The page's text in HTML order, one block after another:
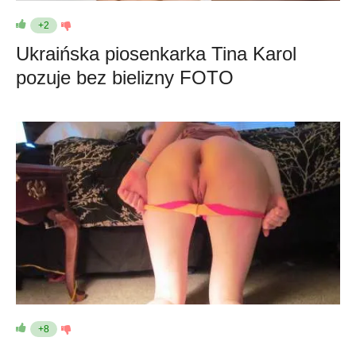
+2
Ukraińska piosenkarka Tina Karol
pozuje bez bielizny FOTO
+8